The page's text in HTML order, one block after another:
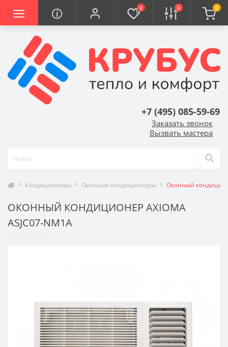
0 0 0
+7 (495) 085-59-69
Заказать звонок
Вызвать мастера
Кондиционеры Оконные кондиционеры Оконный
ОКОННЫЙ КОНДИЦИОНЕР AXIOMA
ASJC07-NM1A